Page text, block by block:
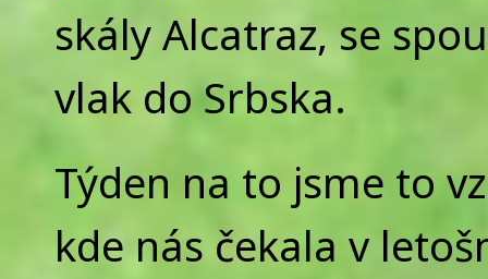
skály Alcatraz, se
vlak do Srbska.
Týden na to jsme to
kde nás čekala v